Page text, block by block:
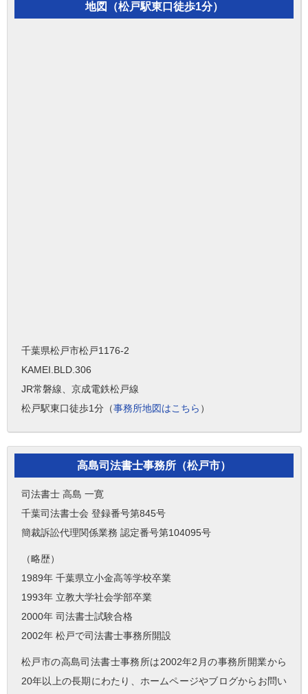
地図（松戸駅東口徒歩1分）
千葉県松戸市松戸1176-2
KAMEI.BLD.306
JR常磐線、京成電鉄松戸線
松戸駅東口徒歩1分（事務所地図はこちら ）
高島司法書士事務所（松戸市）
司法書士 高島 一寛
千葉司法書士会 登録番号第845号
簡裁訴訟代理関係業務 認定番号第104095号
（略歴）
1989年 千葉県立小金高等学校卒業
1993年 立教大学社会学部卒業
2000年 司法書士試験合格
2002年 松戸で司法書士事務所開設
松戸市の高島司法書士事務所は2002年2月の事務所開業から
20年以上の長期にわたり、ホームページやブログからお問い